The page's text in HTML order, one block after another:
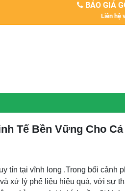
BÁO GIÁ
Liên hệ
Tế Bền Vững Cho
tín tại vĩnh long .Trong bối cảnh
xử lý phế liệu hiệu quả, với sự